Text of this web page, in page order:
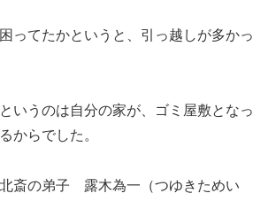
ってたかというと、引っ越しが多かっ
いうのは自分の家が、ゴミ屋敷となっ
からでした。
斎の弟子 露木為一（つゆきためい